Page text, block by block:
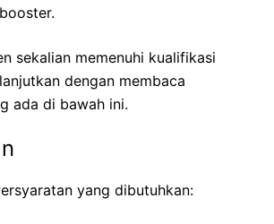
sekalian memenuhi kualifikasi
dengan membaca
ada di bawah ini.
yang dibutuhkan: